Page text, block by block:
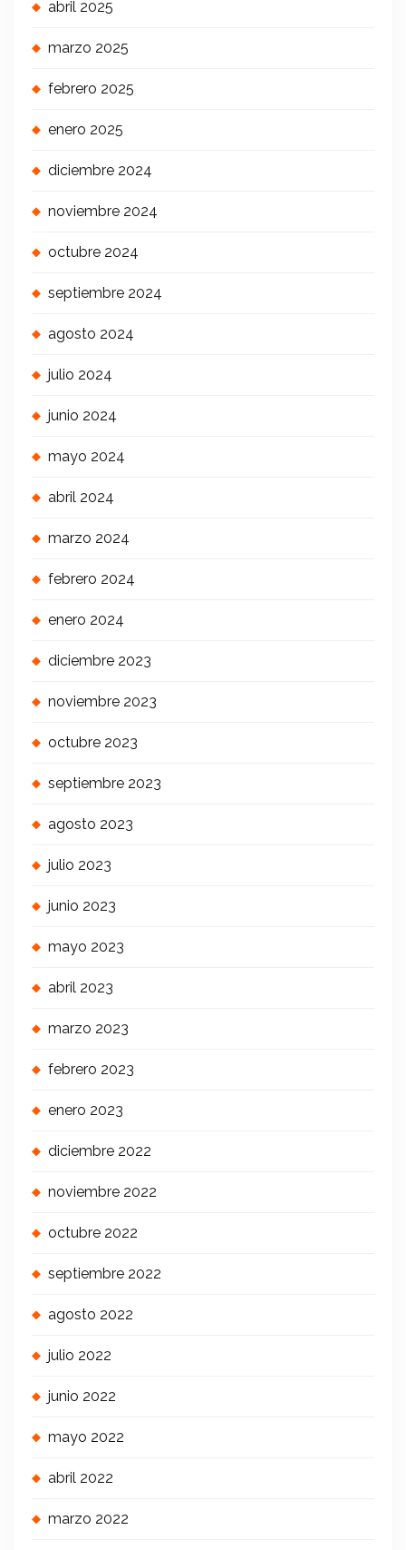
abril 2025
marzo 2025
febrero 2025
enero 2025
diciembre 2024
noviembre 2024
octubre 2024
septiembre 2024
agosto 2024
julio 2024
junio 2024
mayo 2024
abril 2024
marzo 2024
febrero 2024
enero 2024
diciembre 2023
noviembre 2023
octubre 2023
septiembre 2023
agosto 2023
julio 2023
junio 2023
mayo 2023
abril 2023
marzo 2023
febrero 2023
enero 2023
diciembre 2022
noviembre 2022
octubre 2022
septiembre 2022
agosto 2022
julio 2022
junio 2022
mayo 2022
abril 2022
marzo 2022